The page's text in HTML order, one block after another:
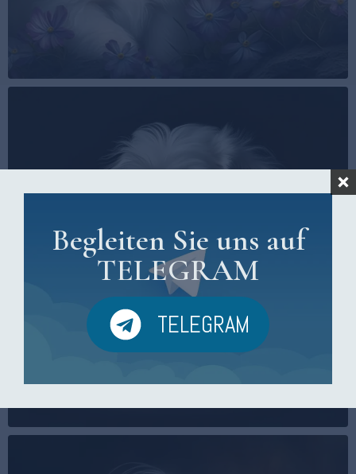
Begleiten Sie uns auf
TELEGRAM
TELEGRAM